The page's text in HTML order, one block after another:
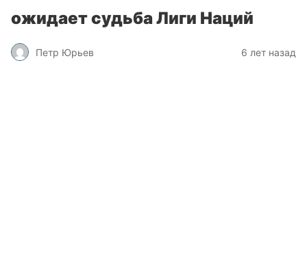
ожидает судьба Лиги Наций
Петр Юрьев 6 лет назад